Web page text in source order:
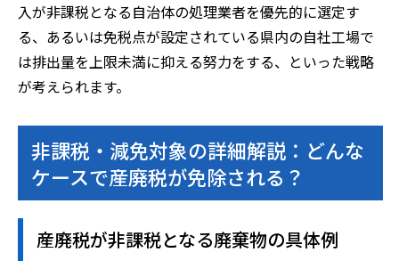
入が非課税となる自治体の処理業者を優先的に選定す
る、あるいは免税点が設定されている県内の自社工場で
は排出量を上限未満に抑える努力をする、といった戦略
が考えられます。
非課税・減免対象の詳細解説：どんな
ケースで産廃税が免除される？
産廃税が非課税となる廃棄物の具体例